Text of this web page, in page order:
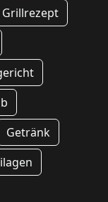
Grillrezept
Getränk